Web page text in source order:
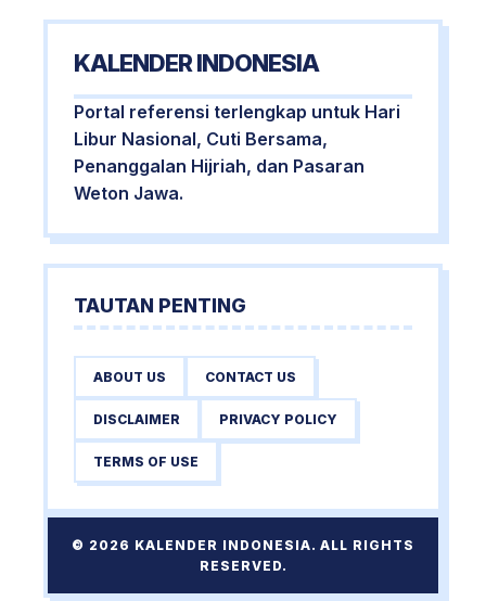
KALENDER INDONESIA
Portal referensi terlengkap untuk Hari
Libur Nasional, Cuti Bersama,
Penanggalan Hijriah, dan Pasaran
Weton Jawa.
TAUTAN PENTING
ABOUT US CONTACT US
DISCLAIMER PRIVACY POLICY
TERMS OF USE
© 2026 KALENDER INDONESIA. ALL RIGHTS
RESERVED.